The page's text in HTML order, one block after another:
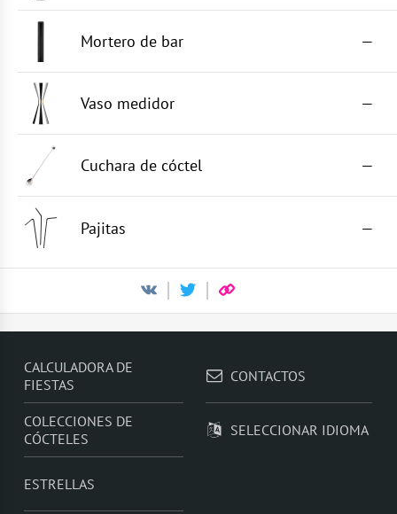
Mortero de bar —
Vaso medidor —
Cuchara de cóctel —
Pajitas —
CALCULADORA DE
FIESTAS
COLECCIONES DE
CÓCTELES
ESTRELLAS
CONTACTOS
SELECCIONAR IDIOMA